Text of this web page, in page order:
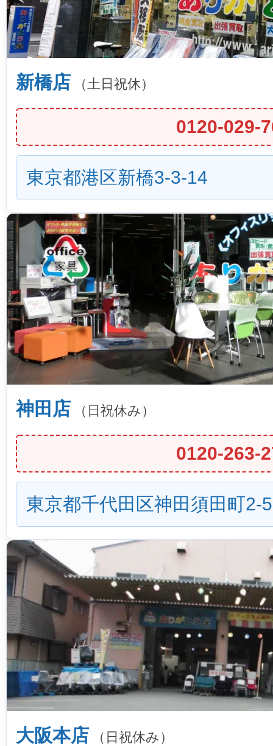
新橋店 （土日祝休）
0120-029-
東京都港区新橋3-3-14
神田店 （日祝休み）
0120-263-
東京都千代田区神田須田町2-
大阪本店 （日祝休み）